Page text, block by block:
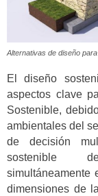
Alternativas de diseño
El diseño
aspectos clave
Sostenible,
ambientales del
de decisión
sostenible
simultáneamente
dimensiones de